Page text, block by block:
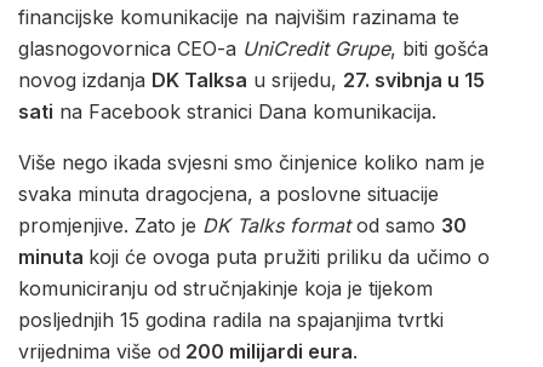
financijske komunikacije na najvišim razinama te
glasnogovornica CEO-a UniCredit Grupe, biti gošća
novog izdanja DK Talksa u srijedu, 27. svibnja u 15
sati na Facebook stranici Dana komunikacija.
Više nego ikada svjesni smo činjenice koliko nam je
svaka minuta dragocjena, a poslovne situacije
promjenjive. Zato je DK Talks formatod samo 30
minuta koji će ovoga puta pružiti priliku da učimo o
komuniciranju od stručnjakinje koja je tijekom
posljednjih 15 godina radila na spajanjima tvrtki
vrijednima više od 200 milijardi eura.